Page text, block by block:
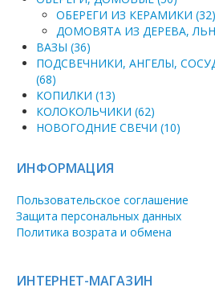
ОБЕРЕГИ ИЗ КЕРАМИКИ (32)
ДОМОВЯТА ИЗ ДЕРЕВА,
ВАЗЫ (36)
ПОДСВЕЧНИКИ, АНГЕЛЫ,
(68)
КОПИЛКИ (13)
КОЛОКОЛЬЧИКИ (62)
НОВОГОДНИЕ СВЕЧИ (10)
ИНФОРМАЦИЯ
Пользовательское соглашение
Защита персональных данных
Политика возрата и обмена
ИНТЕРНЕТ-МАГАЗИН